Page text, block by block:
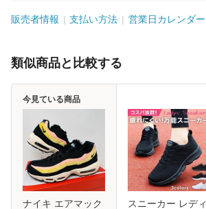
販売者情報 支払い方法 営業日カレンダー
類似商品と比較する
ナイキ エアマック
今見ている商品
スニーカー レディ